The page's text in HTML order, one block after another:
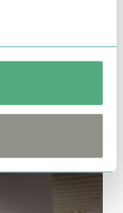
ト】【ムー